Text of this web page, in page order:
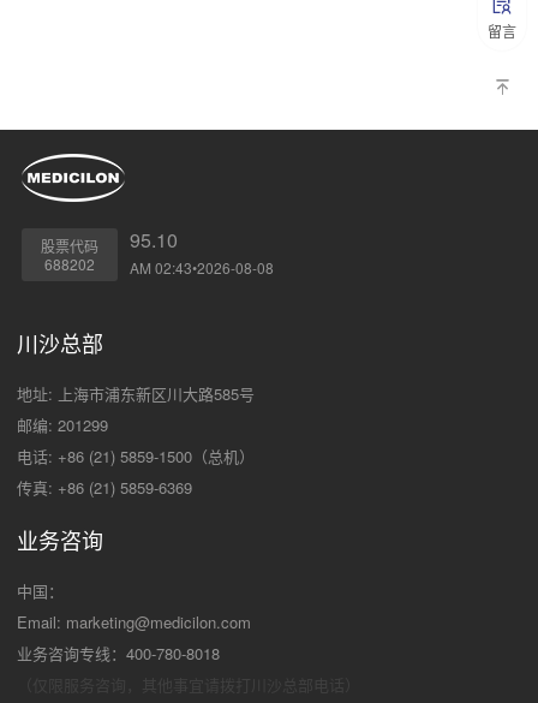
留言
股票代码
688202
95.10
AM 02:43•2026-08-08
川沙总部
地址: 上海市浦东新区川大路585号
邮编: 201299
电话: +86 (21) 5859-1500（总机）
传真: +86 (21) 5859-6369
业务咨询
中国：
Email: marketing@medicilon.com
业务咨询专线：400-780-8018